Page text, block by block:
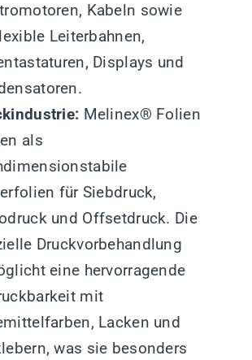
Kabeln sowie
Leiterbahnen,
Displays und
Melinex® Folien
als
für Siebdruck,
und Offsetdruck. Die
Druckvorbehandlung
eine hervorragende
mit
Lacken und
was sie besonders